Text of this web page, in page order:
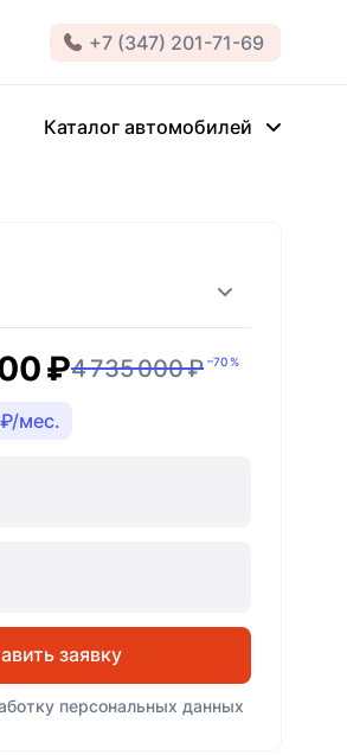
+7 (347) 201-71-69
Каталог автомобилей
₽4 735 000 ₽ –70 %
мес.
заявку
персональных данных